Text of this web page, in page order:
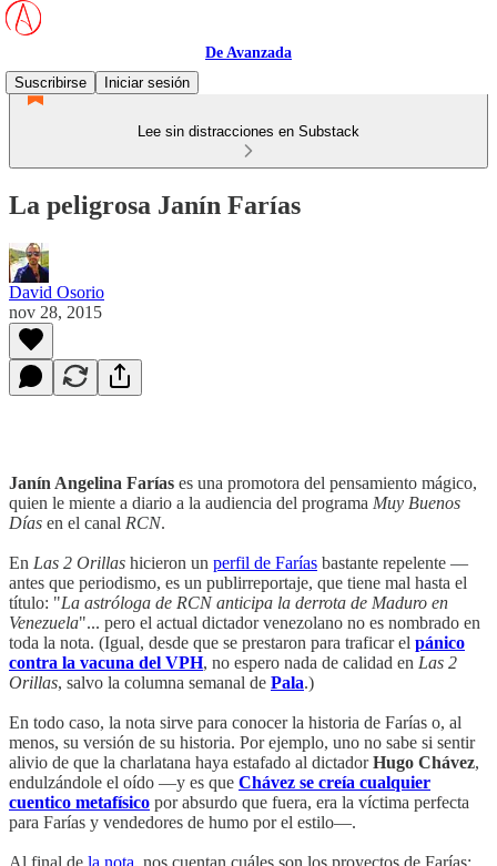
De Avanzada
Suscribirse
Iniciar sesión
Lee sin distracciones en Substack
La peligrosa Janín Farías
David Osorio
nov 28, 2015
Janín Angelina Farías es una promotora del pensamiento mágico,
quien le miente a diario a la audiencia del programa Muy Buenos
Días en el canal RCN.
En Las 2 Orillas hicieron un perfil de Farías bastante repelente —
antes que periodismo, es un publirreportaje, que tiene mal hasta el
título: "La astróloga de RCN anticipa la derrota de Maduro en
Venezuela"... pero el actual dictador venezolano no es nombrado en
toda la nota. (Igual, desde que se prestaron para traficar el pánico
contra la vacuna del VPH, no espero nada de calidad en Las 2
Orillas, salvo la columna semanal de Pala.)
En todo caso, la nota sirve para conocer la historia de Farías o, al
menos, su versión de su historia. Por ejemplo, uno no sabe si sentir
alivio de que la charlatana haya estafado al dictadorHugo Chávez,
endulzándole el oído —y es que Chávez se creía cualquier
cuentico metafísico por absurdo que fuera, era la víctima perfecta
para Farías y vendedores de humo por el estilo—.
Al final de la nota, nos cuentan cuáles son los proyectos de Farías: